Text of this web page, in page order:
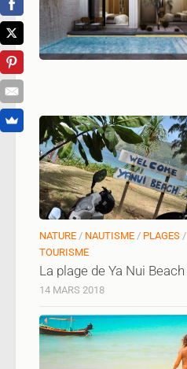
NATURE / NAUTISME / PLAGES /
TOURISME
La plage de Ya Nui Beach
14 MARS 2018